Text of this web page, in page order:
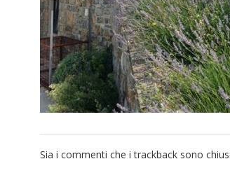
Sia i commenti che i trackback sono